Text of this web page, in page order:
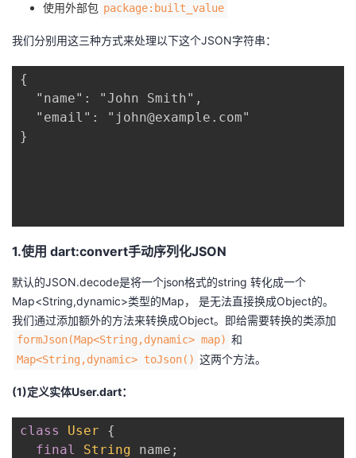
注
发
堂
证
实
的
Programs
的
我
的
技
持
我
的
建
使用外部包 package:built_value
我们分别用这三种方式来处理以下这个JSON字符串：
{
  "name": "John Smith",
  "email": "john@example.com"
}
1.使用 dart:convert手动序列化JSON
默认的JSON.decode是将一个json格式的string 转化成一个
Map<String,dynamic>类型的Map， 是无法直接换成Object的。
我们通过添加额外的方法来转换成Object。即给需要转换的类添加
formJson(Map<String,dynamic> map) 和
Map<String,dynamic> toJson() 这两个方法。
(1)定义实体User.dart：
class User
{
final
String name ;